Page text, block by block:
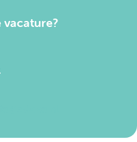
vacature?